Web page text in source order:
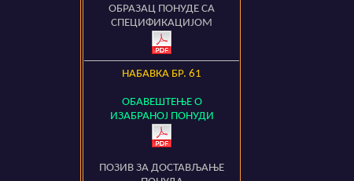
ОБРАЗАЦ ПОНУДЕ СА
СПЕЦИФИКАЦИЈОМ
НАБАВКА БР. 61
ОБАВЕШТЕЊЕ О
ИЗАБРАНОЈ ПОНУДИ
ПОЗИВ ЗА ДОСТАВЉАЊЕ